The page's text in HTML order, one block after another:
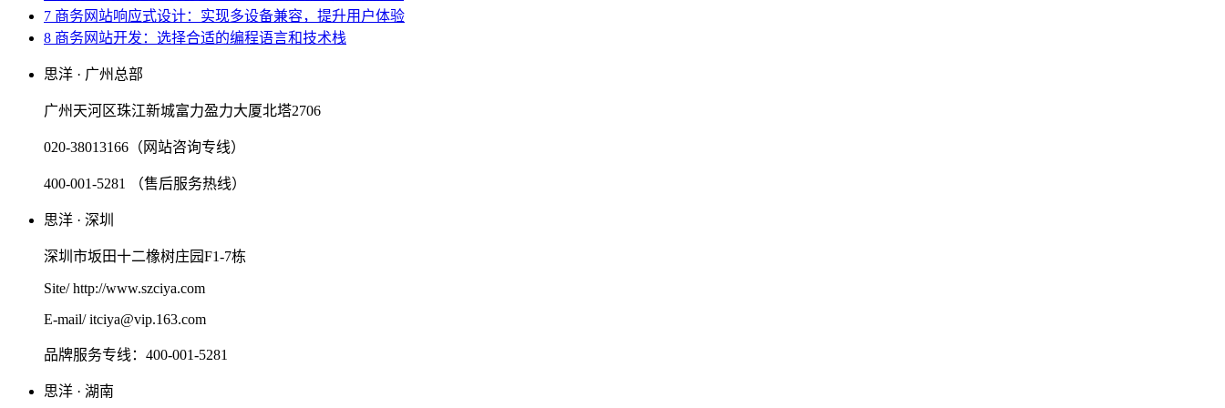
7 商务网站响应式设计：实现多设备兼容，提升用户体验
8 商务网站开发：选择合适的编程语言和技术栈
思洋 · 广州总部
广州天河区珠江新城富力盈力大厦北塔2706
020-38013166（网站咨询专线）
400-001-5281 （售后服务热线）
思洋 · 深圳
深圳市坂田十二橡树庄园F1-7栋
Site/ http://www.szciya.com
E-mail/ itciya@vip.163.com
品牌服务专线：400-001-5281
思洋 · 湖南